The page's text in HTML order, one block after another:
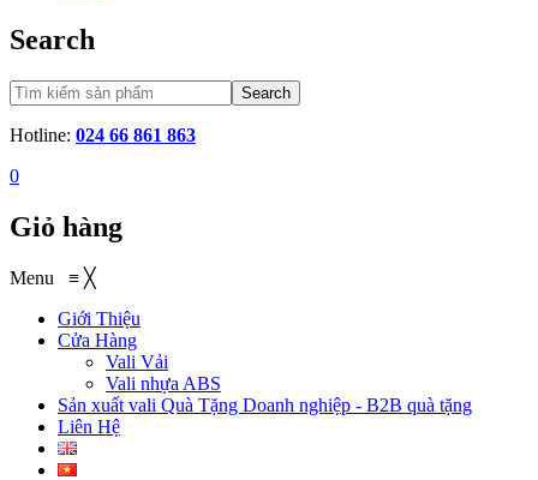
Search
Search
Hotline: 024 66 861 863
0
Giỏ hàng
Menu ≡ ╳
Giới Thiệu
Cửa Hàng
Vali Vải
Vali nhựa ABS
Sản xuất vali Quà Tặng Doanh nghiệp - B2B quà tặng
Liên Hệ